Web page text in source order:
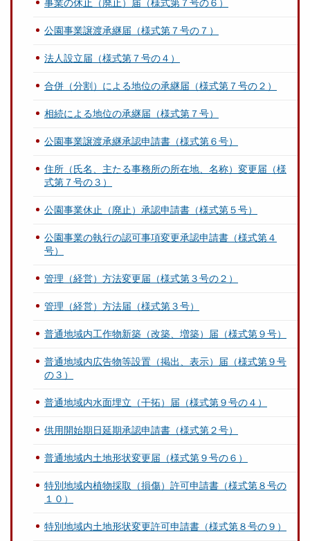
事業の休止（廃止）届（様式第７号の６）
公園事業譲渡承継届（様式第７号の７）
法人設立届（様式第７号の４）
合併（分割）による地位の承継届（様式第７号の２）
相続による地位の承継届（様式第７号）
公園事業譲渡承継承認申請書（様式第６号）
住所（氏名、主たる事務所の所在地、名称）変更届（様
式第７号の３）
公園事業休止（廃止）承認申請書（様式第５号）
公園事業の執行の認可事項変更承認申請書（様式第４
号）
管理（経営）方法変更届（様式第３号の２）
管理（経営）方法届（様式第３号）
普通地域内工作物新築（改築、増築）届（様式第９号）
普通地域内広告物等設置（掲出、表示）届（様式第９号
の３）
普通地域内水面埋立（干拓）届（様式第９号の４）
供用開始期日延期承認申請書（様式第２号）
普通地域内土地形状変更届（様式第９号の６）
特別地域内植物採取（損傷）許可申請書（様式第８号の
１０）
特別地域内土地形状変更許可申請書（様式第８号の９）